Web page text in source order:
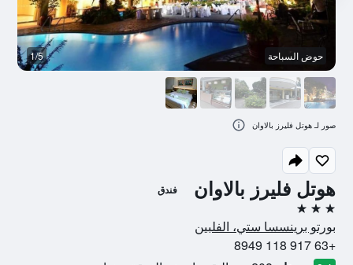
هوتل فليرز بالاوان فندق
3 نجوم
بورتو برينسسا ستي، الفلبين
+63 917 118 8949
حوض السباحة 1/5
صور لـ هوتل فليرز بالاوان